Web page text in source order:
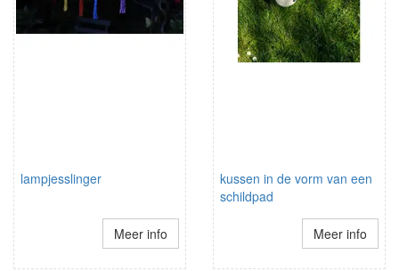
lampjesslinger
Meer info
kussen in de vorm van een
schildpad
Meer info